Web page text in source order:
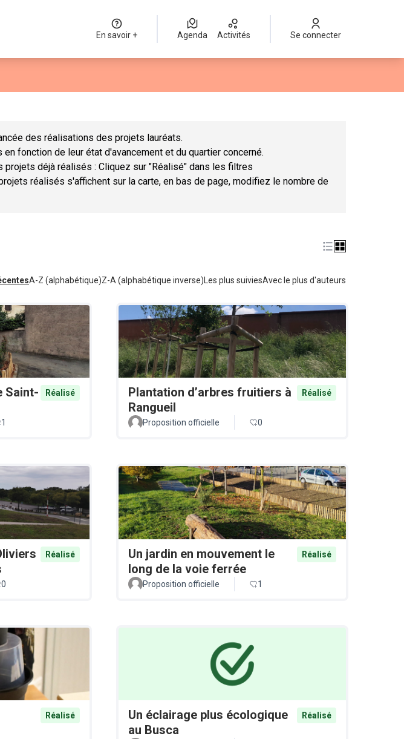
En savoir + Agenda Activités Se connecter
des réalisations des projets lauréats.
fonction de leur état d'avancement et du quartier concerné.
projets déjà réalisés : Cliquez sur "Réalisé" dans les filtres
réalisés s'affichent sur la carte, en bas de page, modifiez le nombre de
A-Z (alphabétique)Z-A (alphabétique inverse) Les plus suiviesAvec le plus d'auteurs
Saint-
Réalisé
1
Plantation d’arbres fruitiers à
Rangueil
Réalisé
Proposition officielle 0
Réalisé
0
Un jardin en mouvement le
long de la voie ferrée
Réalisé
Proposition officielle 1
Réalisé
Un éclairage plus écologique
au Busca
Réalisé